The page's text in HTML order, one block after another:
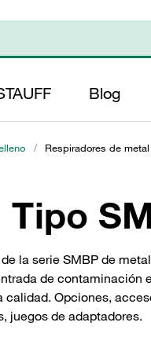
Blog
/ Respiradores de
la serie SMBP de
de contaminación
Opciones,
juegos de adaptadores.